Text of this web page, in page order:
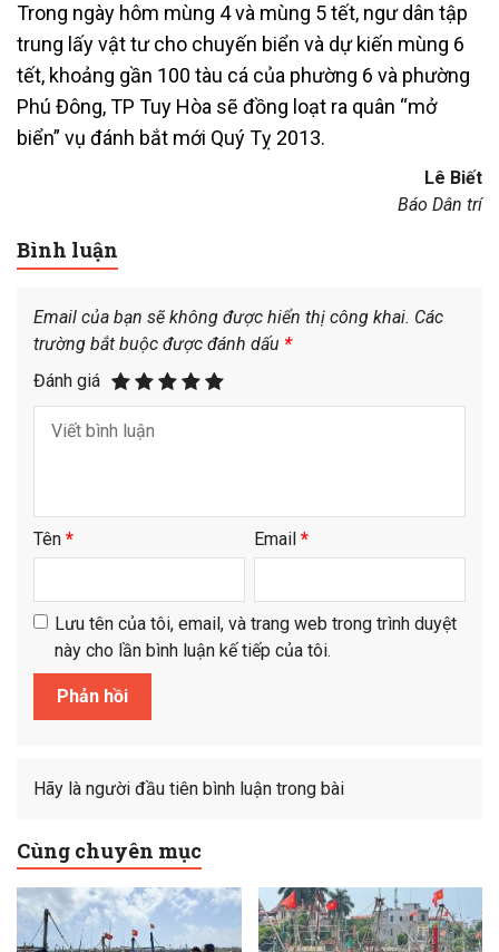
Trong ngày hôm mùng 4 và mùng 5 tết, ngư dân tập
trung lấy vật tư cho chuyến biển và dự kiến mùng 6
tết, khoảng gần 100 tàu cá của phường 6 và phường
Phú Đông, TP Tuy Hòa sẽ đồng loạt ra quân “mở
biển” vụ đánh bắt mới Quý Tỵ 2013.
Lê Biết
Báo Dân trí
Bình luận
Email của bạn sẽ không được hiển thị công khai. Các
trường bắt buộc được đánh dấu *
Đánh giá
Tên * Email *
Lưu tên của tôi, email, và trang web trong trình duyệt
này cho lần bình luận kế tiếp của tôi.
Hãy là người đầu tiên bình luận trong bài
Cùng chuyên mục